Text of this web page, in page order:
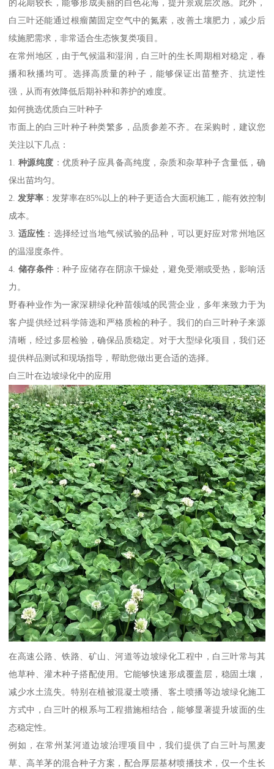
的花期较长，能够形成美丽的白色花海，提升景观层次感。此外，
白三叶还能通过根瘤菌固定空气中的氮素，改善土壤肥力，减少后
续施肥需求，非常适合生态恢复类项目。
在常州地区，由于气候温和湿润，白三叶的生长周期相对稳定，春
播和秋播均可。选择高质量的种子，能够保证出苗整齐、抗逆性
强，从而有效降低后期补种和养护的难度。
如何挑选优质白三叶种子
市面上的白三叶种子种类繁多，品质参差不齐。在采购时，建议您
关注以下几点：
1. 种源纯度 ：优质种子应具备高纯度，杂质和杂草种子含量低，确
保出苗均匀。
2. 发芽率 ：发芽率在85%以上的种子更适合大面积施工，能有效控制
成本。
3. 适应性 ：选择经过当地气候试验的品种，可以更好应对常州地区
的温湿度条件。
4. 储存条件 ：种子应储存在阴凉干燥处，避免受潮或受热，影响活
力。
野春种业作为一家深耕绿化种苗领域的民营企业，多年来致力于为
客户提供经过科学筛选和严格质检的种子。我们的白三叶种子来源
清晰，经过多层检验，确保品质稳定。对于大型绿化项目，我们还
提供样品测试和现场指导，帮助您做出更合适的选择。
白三叶在边坡绿化中的应用
在高速公路、铁路、矿山、河道等边坡绿化工程中，白三叶常与其
他草种、灌木种子搭配使用。它能够快速形成覆盖层，稳固土壤，
减少水土流失。特别在植被混凝土喷播、客土喷播等边坡绿化施工
方式中，白三叶的根系与工程措施相结合，能够显著提升坡面的生
态稳定性。
例如，在常州某河道边坡治理项目中，我们提供了白三叶与黑麦
草、高羊茅的混合种子方案，配合厚层基材喷播技术，仅一个生长